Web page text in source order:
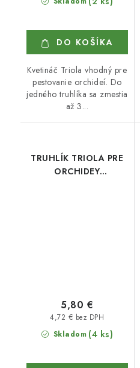
DO KOŠÍKA
Kvetináč Triola vhodný pre
pestovanie orchideí. Do
jedného truhlíka sa zmestia
až 3...
TRUHLÍK TRIOLA PRE
ORCHIDEY
Skladom (4 ks)
4,72 € bez DPH
5,80 €